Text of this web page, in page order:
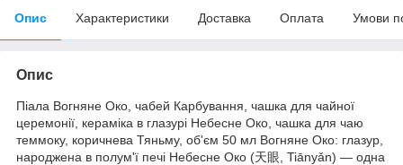
Опис Характеристики Доставка Оплата Умови
Опис
Піала Вогняне Око, чабей Карбування, чашка для чайної
церемонії, кераміка в глазурі Небесне Око, чашка для чаю
теммоку, коричнева Тяньму, об'єм 50 мл Вогняне Око: глазур,
народжена в полум'ї печі Небесне Око (天眼, Tiānyǎn) — одна